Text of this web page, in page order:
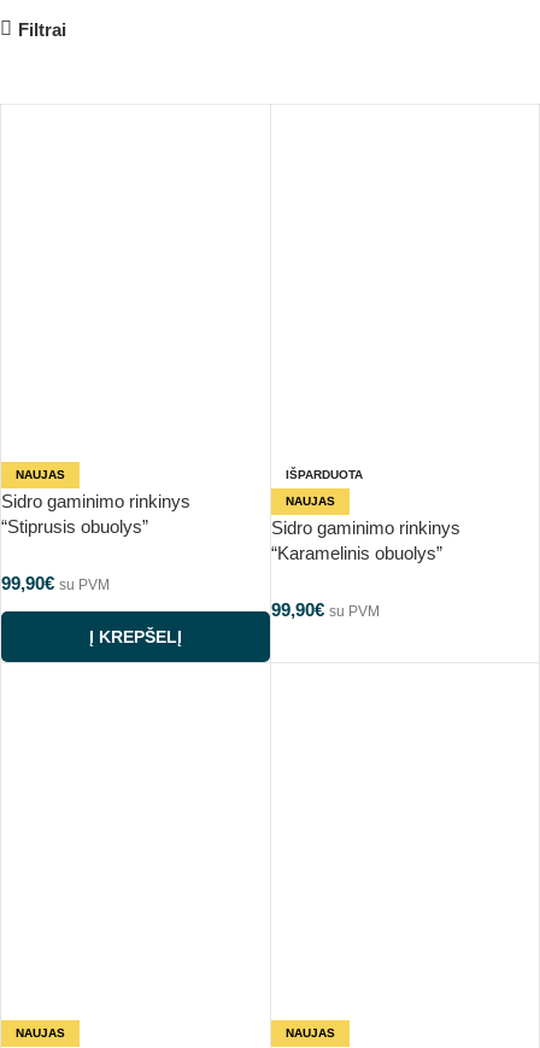
Filtrai
NAUJAS
Sidro gaminimo rinkinys
“Stiprusis obuolys”
99,90€ su PVM
Į KREPŠELĮ
IŠPARDUOTA
NAUJAS
Sidro gaminimo rinkinys
“Karamelinis obuolys”
99,90€ su PVM
NAUJAS NAUJAS